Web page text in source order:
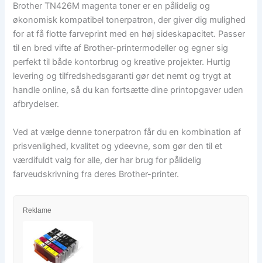
Brother TN426M magenta toner er en pålidelig og
økonomisk kompatibel tonerpatron, der giver dig mulighed
for at få flotte farveprint med en høj sideskapacitet. Passer
til en bred vifte af Brother-printermodeller og egner sig
perfekt til både kontorbrug og kreative projekter. Hurtig
levering og tilfredshedsgaranti gør det nemt og trygt at
handle online, så du kan fortsætte dine printopgaver uden
afbrydelser.
Ved at vælge denne tonerpatron får du en kombination af
prisvenlighed, kvalitet og ydeevne, som gør den til et
værdifuldt valg for alle, der har brug for pålidelig
farveudskrivning fra deres Brother-printer.
Reklame